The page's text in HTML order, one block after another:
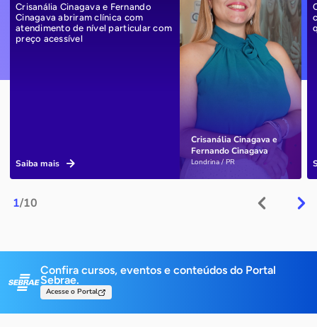
1/10
Crisanália Cinagava e
Fernando Cinagava
Londrina / PR
Crisanália Cinagava e Fernando
Cinagava abriram clínica com
atendimento de nível particular com
preço acessível
Saiba mais
Confira cursos, eventos e conteúdos do Portal
Sebrae.
Acesse o Portal